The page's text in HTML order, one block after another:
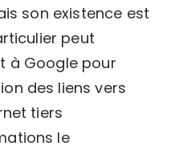
son existence est
peut
à Google pour
des liens vers
tiers
le